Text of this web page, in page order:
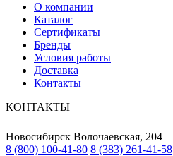
О компании
Каталог
Сертификаты
Бренды
Условия работы
Доставка
Контакты
КОНТАКТЫ
Новосибирск Волочаевская, 204
8 (800) 100-41-80 8 (383) 261-41-58